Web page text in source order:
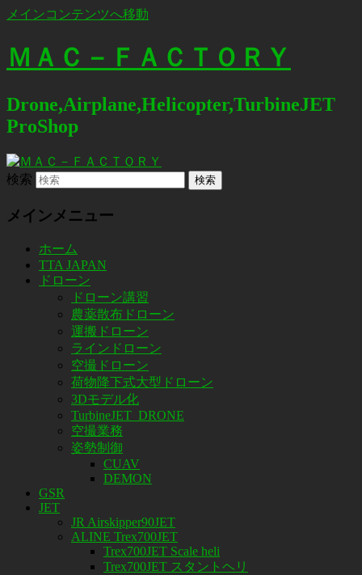
メインコンテンツへ移動
ＭＡＣ－ＦＡＣＴＯＲＹ
Drone,Airplane,Helicopter,TurbineJET
ProShop
検索
メインメニュー
ホーム
TTA JAPAN
ドローン
ドローン講習
農薬散布ドローン
運搬ドローン
ラインドローン
空撮ドローン
荷物降下式大型ドローン
3Dモデル化
TurbineJET_DRONE
空撮業務
姿勢制御
CUAV
DEMON
GSR
JET
JR Airskipper90JET
ALINE Trex700JET
Trex700JET Scale heli
Trex700JET スタントヘリ